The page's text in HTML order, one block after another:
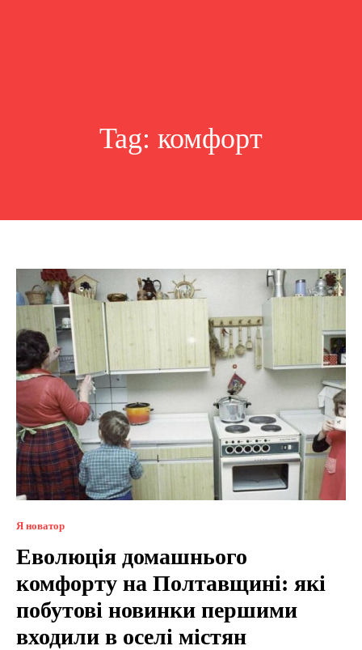
Tag: комфорт
Я новатор
Еволюція домашнього
комфорту на Полтавщині: які
побутові новинки першими
входили в оселі містян